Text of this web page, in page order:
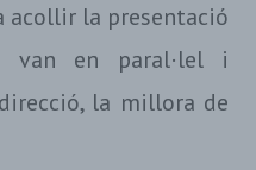
acollir la presentació
van en paral·lel i
la millora de